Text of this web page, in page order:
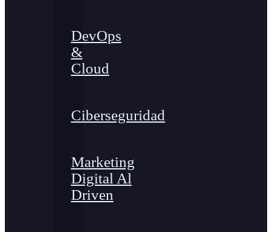
DevOps
&
Cloud
Ciberseguridad
Marketing
Digital Al
Driven